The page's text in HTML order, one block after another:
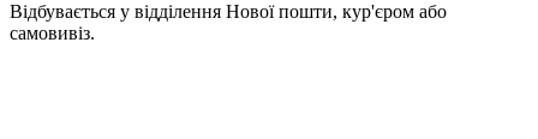
Відбувається у відділення Нової пошти, кур'єром або
самовивіз.